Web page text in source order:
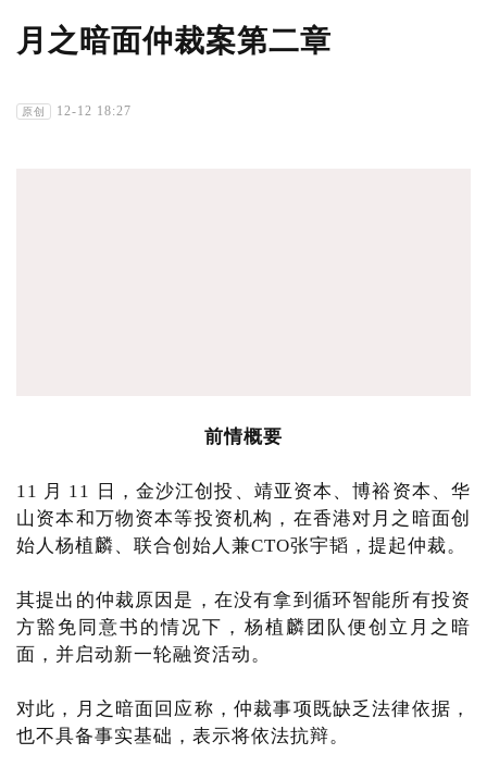
月之暗面仲裁案第二章
原创 12-12 18:27
前情概要
11 月 11 日，金沙江创投、靖亚资本、博裕资本、华
山资本和万物资本等投资机构，在香港对月之暗面创
始人杨植麟、联合创始人兼CTO张宇韬，提起仲裁。
其提出的仲裁原因是，在没有拿到循环智能所有投资
方豁免同意书的情况下，杨植麟团队便创立月之暗
面，并启动新一轮融资活动。
对此，月之暗面回应称，仲裁事项既缺乏法律依据，
也不具备事实基础，表示将依法抗辩。